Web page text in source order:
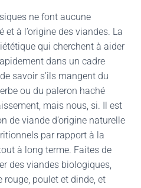
ne font aucune
à l’origine des viandes. La
qui cherchent à aider
dans un cadre
savoir s’ils mangent du
ou du paleron haché
mais nous, si. Il est
de viande d’origine naturelle
par rapport à la
à long terme. Faites de
des viandes biologiques,
rouge, poulet et dinde, et